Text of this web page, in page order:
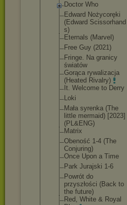
Doctor Who
Edward Nożycoręki
(Edward Scissorhand
s)
Eternals (Marvel)
Free Guy (2021)
Fringe. Na granicy
światów
Gorąca rywalizacja
(Heated Rivalry)
It. Welcome to Derry
Loki
Mała syrenka (The
little mermaid) [2023]
(PL&ENG)
Matrix
Obeność 1-4 (The
Conjuring)
Once Upon a Time
Park Jurajski 1-6
Powrót do
przyszłości (Back to
the future)
Red, White & Royal